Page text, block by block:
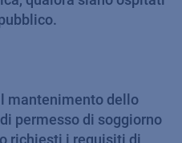
mantenimento dello
permesso di soggiorno
richiesti i requisiti di